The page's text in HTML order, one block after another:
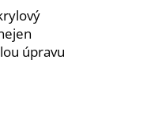
úpravu